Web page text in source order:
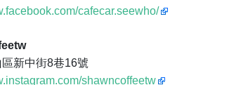
cafecar.seewho/
新中街8巷16號
shawncoffeetw